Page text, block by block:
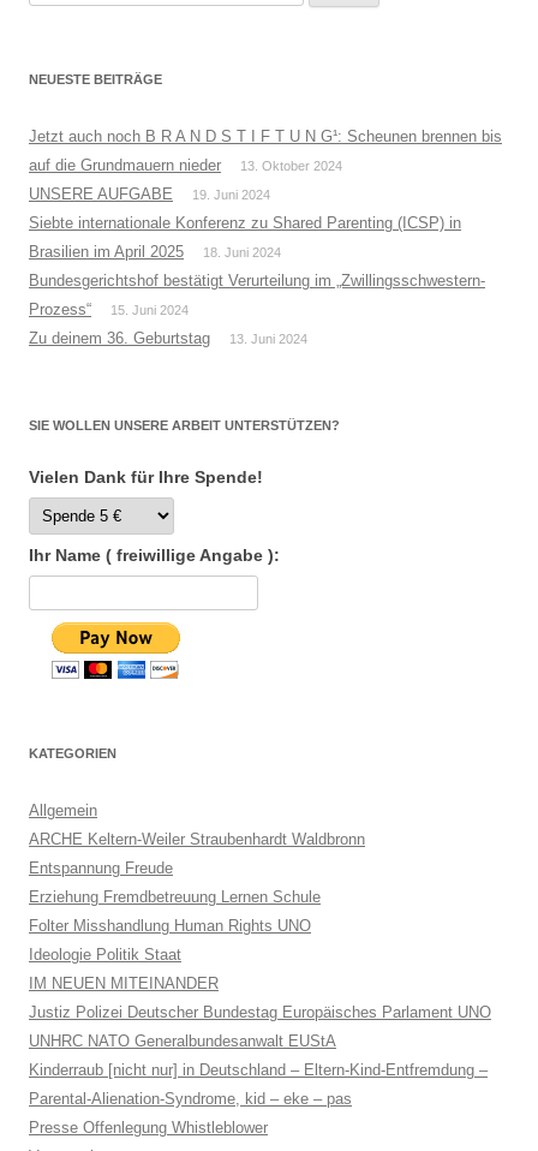
nach:
NEUESTE BEITRÄGE
Jetzt auch noch B R A N D S T I F T U N G¹: Scheunen brennen bis
auf die Grundmauern nieder
13. Oktober 2024
UNSERE AUFGABE 19. Juni 2024
Siebte internationale Konferenz zu Shared Parenting (ICSP) in
Brasilien im April 2025
18. Juni 2024
Bundesgerichtshof bestätigt Verurteilung im „Zwillingsschwestern-
Prozess“
15. Juni 2024
Zu deinem 36. Geburtstag 13. Juni 2024
SIE WOLLEN UNSERE ARBEIT UNTERSTÜTZEN?
Vielen Dank für Ihre Spende!
Ihr Name ( freiwillige Angabe ):
KATEGORIEN
Allgemein
ARCHE Keltern-Weiler Straubenhardt Waldbronn
Entspannung Freude
Erziehung Fremdbetreuung Lernen Schule
Folter Misshandlung Human Rights UNO
Ideologie Politik Staat
IM NEUEN MITEINANDER
Justiz Polizei Deutscher Bundestag Europäisches Parlament UNO
UNHRC NATO Generalbundesanwalt EUStA
Kinderraub [nicht nur] in Deutschland – Eltern-Kind-Entfremdung –
Parental-Alienation-Syndrome, kid – eke – pas
Presse Offenlegung Whistleblower